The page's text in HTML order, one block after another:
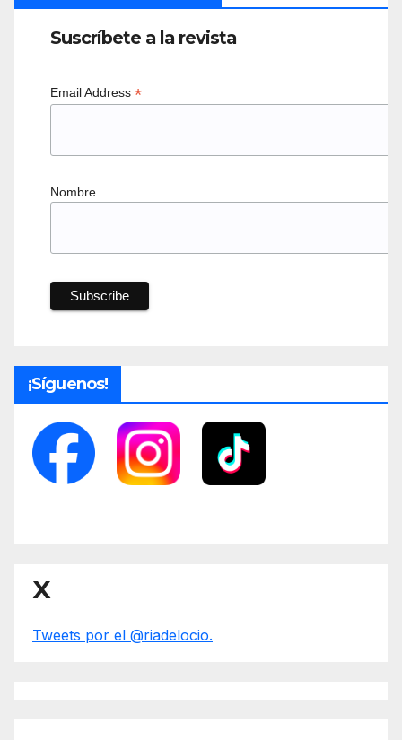
Suscríbete a la revista
Email Address *
Nombre
¡Síguenos!
X
Tweets por el @riadelocio.